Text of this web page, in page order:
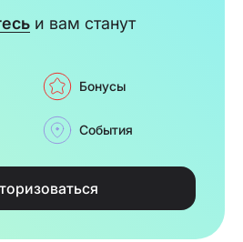
и вам станут
Бонусы
События